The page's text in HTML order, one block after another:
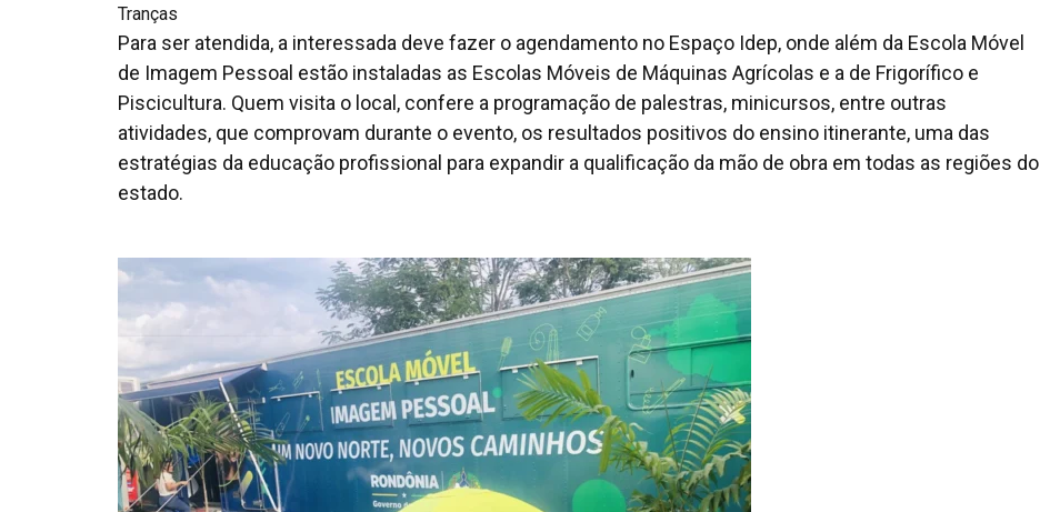
Tranças
Para ser atendida, a interessada deve fazer o agendamento no Espaço Idep, onde além da Escola Móvel
de Imagem Pessoal estão instaladas as Escolas Móveis de Máquinas Agrícolas e a de Frigorífico e
Piscicultura. Quem visita o local, confere a programação de palestras, minicursos, entre outras
atividades, que comprovam durante o evento, os resultados positivos do ensino itinerante, uma das
estratégias da educação profissional para expandir a qualificação da mão de obra em todas as regiões do
estado.